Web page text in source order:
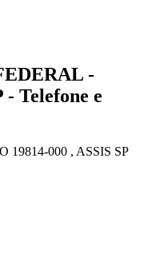
-
- Telefone e
19814-000 , ASSIS SP